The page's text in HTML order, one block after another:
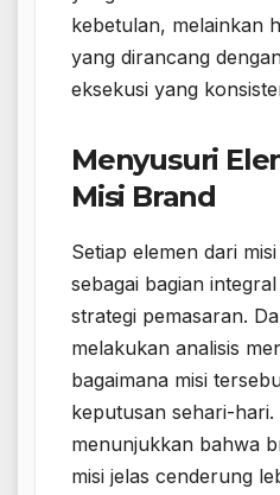
kebetulan, melainkan
yang dirancang
eksekusi yang
Menyusuri
Misi Brand
Setiap elemen dari
sebagai bagian
strategi pemasaran.
melakukan analisis
bagaimana misi
keputusan sehari-hari.
menunjukkan bahwa
misi jelas cenderung